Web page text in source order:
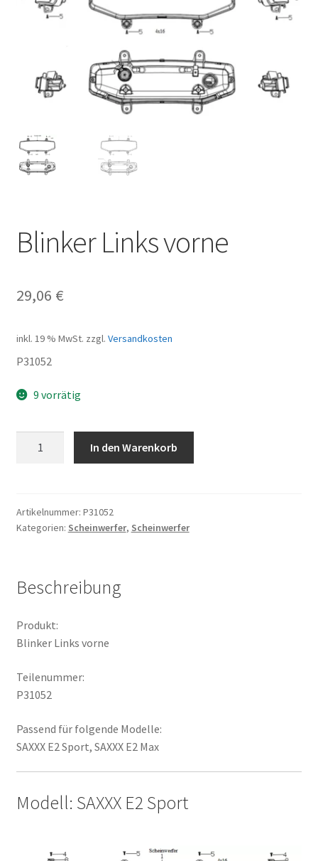
Blinker Links vorne
29,06 €
inkl. 19 % MwSt. zzgl. Versandkosten
P31052
9 vorrätig
In den Warenkorb
Artikelnummer: P31052
Kategorien: Scheinwerfer, Scheinwerfer
Beschreibung
Produkt:
Blinker Links vorne
Teilenummer:
P31052
Passend für folgende Modelle:
SAXXX E2 Sport, SAXXX E2 Max
Modell: SAXXX E2 Sport